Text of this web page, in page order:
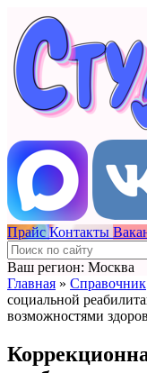
Прайс Контакты
Ваш регион: Москва
Главная » Справочник
социальной
возможностями